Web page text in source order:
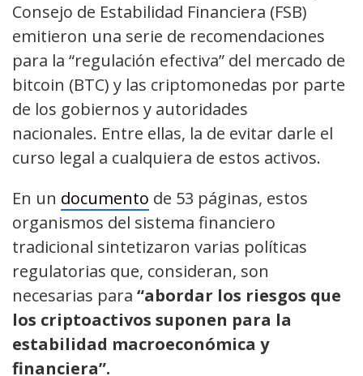
Consejo de Estabilidad Financiera (FSB)
emitieron una serie de recomendaciones
para la “regulación efectiva” del mercado de
bitcoin (BTC) y las criptomonedas por parte
de los gobiernos y autoridades
nacionales. Entre ellas, la de evitar darle el
curso legal a cualquiera de estos activos.
En un documento de 53 páginas, estos
organismos del sistema financiero
tradicional sintetizaron varias políticas
regulatorias que, consideran, son
necesarias para “abordar los riesgos que
los criptoactivos suponen para la
estabilidad macroeconómica y
financiera”.